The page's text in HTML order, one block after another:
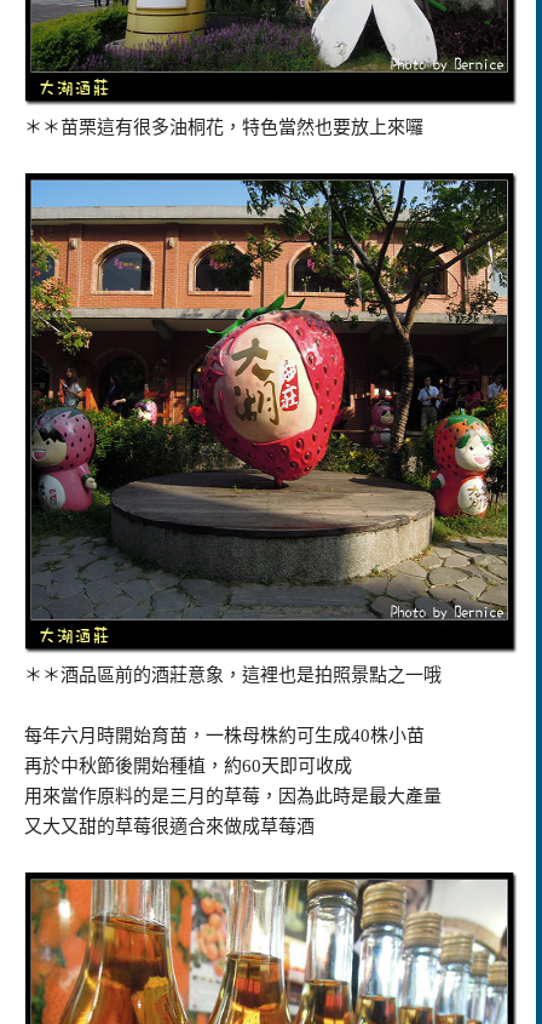
＊＊苗栗這有很多油桐花，特色當然也要放上來囉
＊＊酒品區前的酒莊意象，這裡也是拍照景點之一哦
每年六月時開始育苗，一株母株約可生成40株小苗
再於中秋節後開始種植，約60天即可收成
用來當作原料的是三月的草莓，因為此時是最大產量
又大又甜的草莓很適合來做成草莓酒